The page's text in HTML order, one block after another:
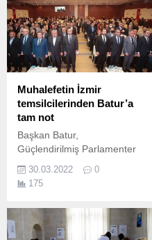
Muhalefetin İzmir
temsilcilerinden Batur’a
tam not
Başkan Batur,
Güçlendirilmiş Parlamenter
imzası olan altı muhalefet
partisinin İzmir İl ve Konak
milletvekillerinin yer aldığı
toplantıda, Konak’taki
30.03.2022
0
175